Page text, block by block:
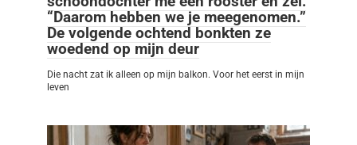
“Daarom hebben we je meegenomen.”
De volgende ochtend bonkten ze
woedend op mijn deur
Die nacht zat ik alleen op mijn balkon. Voor het eerst in mijn
leven